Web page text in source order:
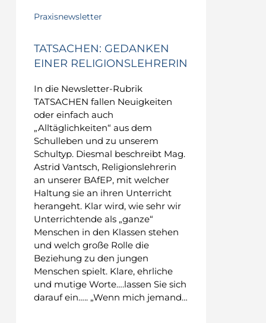
Gedanken
Religionslehrerin
Praxisnewsletter
TATSACHEN: GEDANKEN
EINER RELIGIONSLEHRERIN
In die Newsletter-Rubrik
TATSACHEN fallen Neuigkeiten
oder einfach auch
„Alltäglichkeiten“ aus dem
Schulleben und zu unserem
Schultyp. Diesmal beschreibt Mag.
Astrid Vantsch, Religionslehrerin
an unserer BAfEP, mit welcher
Haltung sie an ihren Unterricht
herangeht. Klar wird, wie sehr wir
Unterrichtende als „ganze“
Menschen in den Klassen stehen
und welch große Rolle die
Beziehung zu den jungen
Menschen spielt. Klare, ehrliche
und mutige Worte….lassen Sie sich
darauf ein….. „Wenn mich jemand…